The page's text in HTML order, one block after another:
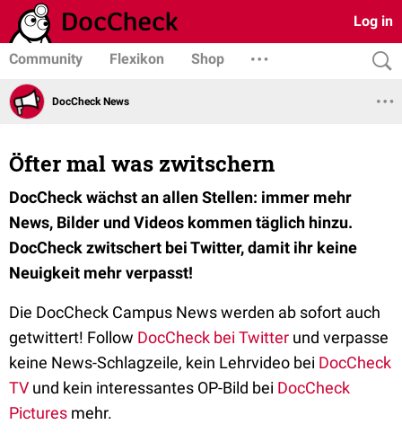
Log in
Community Flexikon Shop
DocCheck News
Öfter mal was zwitschern
DocCheck wächst an allen Stellen: immer mehr
News, Bilder und Videos kommen täglich hinzu.
DocCheck zwitschert bei Twitter, damit ihr keine
Neuigkeit mehr verpasst!
Die DocCheck Campus News werden ab sofort auch
getwittert! Follow DocCheck bei Twitter und verpasse
keine News-Schlagzeile, kein Lehrvideo bei DocCheck
TV und kein interessantes OP-Bild bei DocCheck
Pictures mehr.